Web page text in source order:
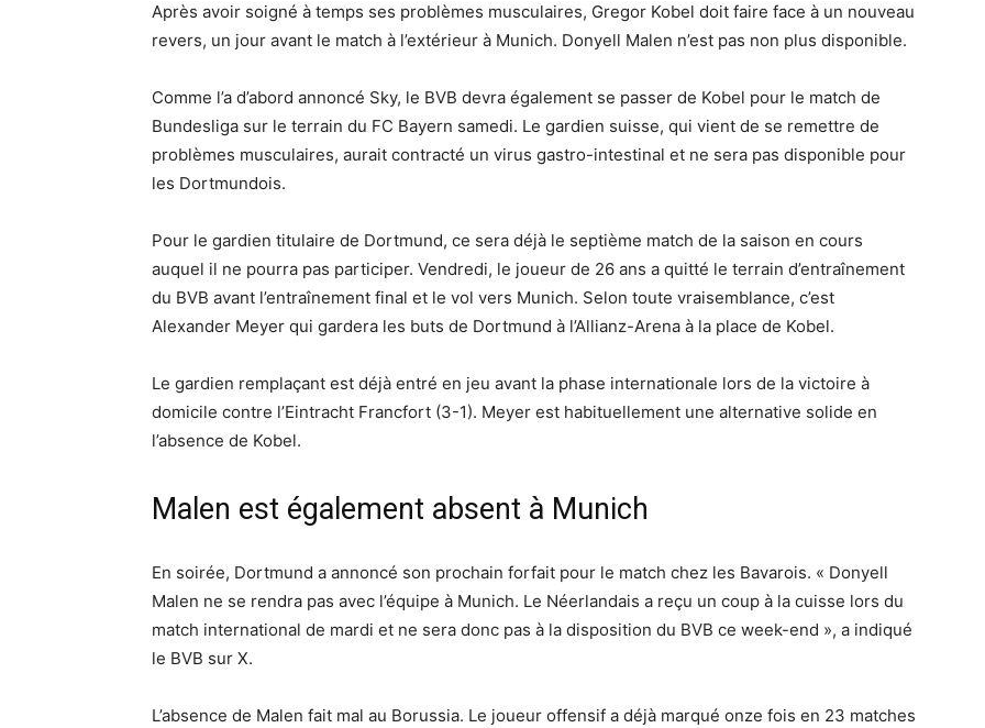
Après avoir soigné à temps ses problèmes musculaires, Gregor Kobel doit faire face à un nouveau
revers, un jour avant le match à l’extérieur à Munich. Donyell Malen n’est pas non plus disponible.
Comme l’a d’abord annoncé Sky, le BVB devra également se passer de Kobel pour le match de
Bundesliga sur le terrain du FC Bayern samedi. Le gardien suisse, qui vient de se remettre de
problèmes musculaires, aurait contracté un virus gastro-intestinal et ne sera pas disponible pour
les Dortmundois.
Pour le gardien titulaire de Dortmund, ce sera déjà le septième match de la saison en cours
auquel il ne pourra pas participer. Vendredi, le joueur de 26 ans a quitté le terrain d’entraînement
du BVB avant l’entraînement final et le vol vers Munich. Selon toute vraisemblance, c’est
Alexander Meyer qui gardera les buts de Dortmund à l’Allianz-Arena à la place de Kobel.
Le gardien remplaçant est déjà entré en jeu avant la phase internationale lors de la victoire à
domicile contre l’Eintracht Francfort (3-1). Meyer est habituellement une alternative solide en
l’absence de Kobel.
Malen est également absent à Munich
En soirée, Dortmund a annoncé son prochain forfait pour le match chez les Bavarois. « Donyell
Malen ne se rendra pas avec l’équipe à Munich. Le Néerlandais a reçu un coup à la cuisse lors du
match international de mardi et ne sera donc pas à la disposition du BVB ce week-end », a indiqué
le BVB sur X.
L’absence de Malen fait mal au Borussia. Le joueur offensif a déjà marqué onze fois en 23 matches